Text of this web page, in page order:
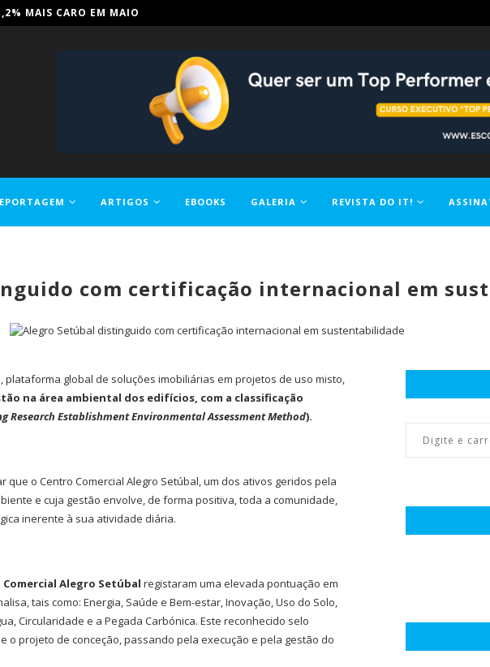
IN PARA TORNAR A EDUCAÇÃO...
ARTIGOS EBOOKS GALERIA REVISTA DO IT!
com certificação internacional em
plataforma global de soluções imobiliárias em projetos de uso misto,
na área ambiental dos edifícios, com a classificação
Research Establishment Environmental Assessment Method).
o Centro Comercial Alegro Setúbal, um dos ativos geridos pela
e cuja gestão envolve, de forma positiva, toda a comunidade,
inerente à sua atividade diária.
Comercial Alegro Setúbal registaram uma elevada pontuação em
tais como: Energia, Saúde e Bem-estar, Inovação, Uso do Solo,
Circularidade e a Pegada Carbónica. Este reconhecido selo
projeto de conceção, passando pela execução e pela gestão do